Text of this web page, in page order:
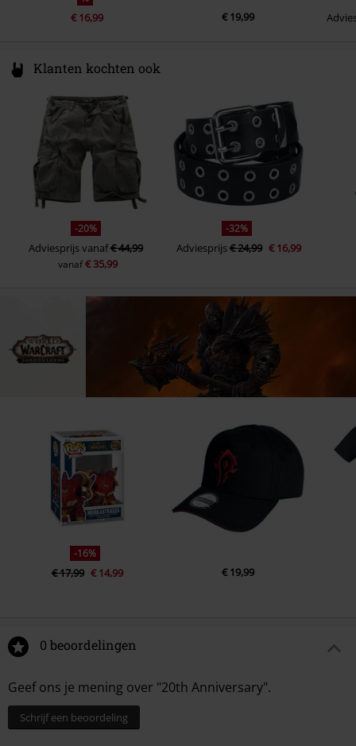
€ 16,99 € 19,99
Klanten kochten ook
-20%
Adviesprijsvanaf€ 44,99
vanaf€ 35,99
-32%
Adviesprijs€ 24,99 € 16,99
-16%
€ 17,99 € 14,99 € 19,99
0 beoordelingen
Geef ons je mening over "20th Anniversary".
Schrijf een beoordeling